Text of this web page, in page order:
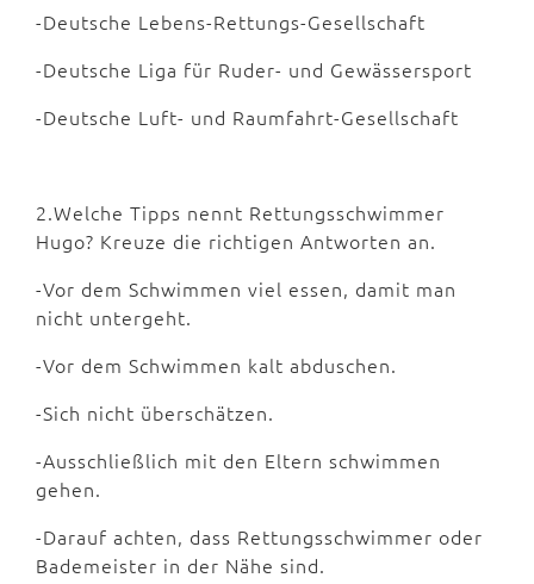
-Deutsche Lebens-Rettungs-Gesellschaft
-Deutsche Liga für Ruder- und Gewässersport
-Deutsche Luft- und Raumfahrt-Gesellschaft
2.Welche Tipps nennt Rettungsschwimmer
Hugo? Kreuze die richtigen Antworten an.
-Vor dem Schwimmen viel essen, damit man
nicht untergeht.
-Vor dem Schwimmen kalt abduschen.
-Sich nicht überschätzen.
-Ausschließlich mit den Eltern schwimmen
gehen.
-Darauf achten, dass Rettungsschwimmer oder
Bademeister in der Nähe sind.